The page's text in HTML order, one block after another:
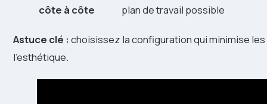
côte à côte
plan de travail possible
Astuce clé : choisissez la configuration qui minimise
l’esthétique.